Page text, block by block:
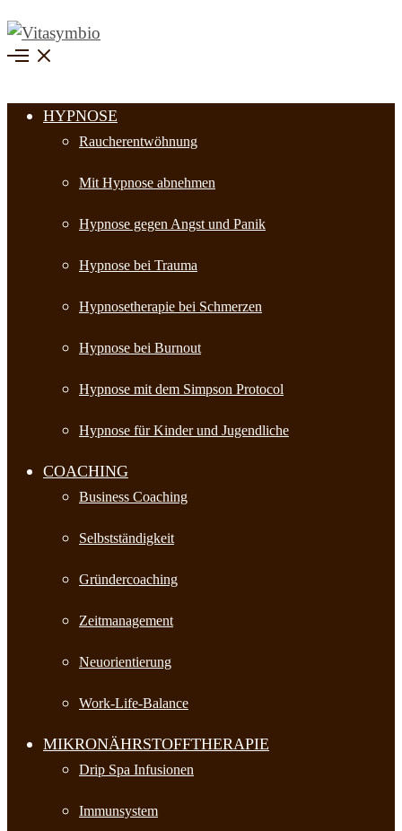
HYPNOSE
Raucherentwöhnung
Mit Hypnose abnehmen
Hypnose gegen Angst und Panik
Hypnose bei Trauma
Hypnosetherapie bei Schmerzen
Hypnose bei Burnout
Hypnose mit dem Simpson Protocol
Hypnose für Kinder und Jugendliche
COACHING
Business Coaching
Selbstständigkeit
Gründercoaching
Zeitmanagement
Neuorientierung
Work-Life-Balance
MIKRONÄHRSTOFFTHERAPIE
Drip Spa Infusionen
Immunsystem